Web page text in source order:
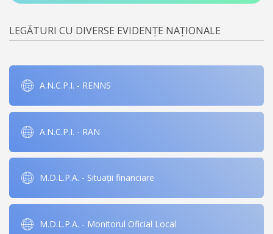
LEGĂTURI CU DIVERSE EVIDENȚE NAȚIONALE
A.N.C.P.I. - RENNS
A.N.C.P.I. - RAN
M.D.L.P.A. - Situații financiare
M.D.L.P.A. - Monitorul Oficial Local